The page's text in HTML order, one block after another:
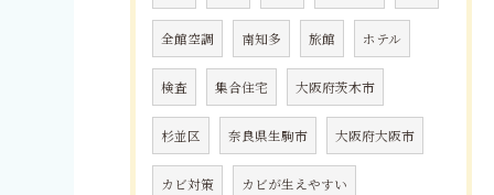
全館空調 南知多 旅館 ホテル
検査 集合住宅 大阪府茨木市
杉並区 奈良県生駒市 大阪府大阪市
カビ対策 カビが生えやすい